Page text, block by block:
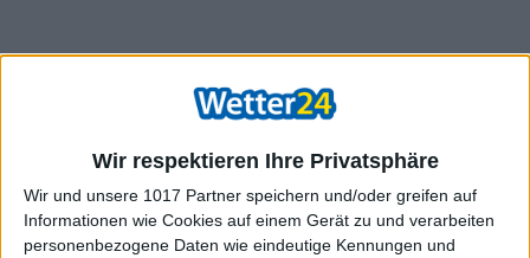
Wir respektieren Ihre Privatsphäre
Wir und unsere 1017 Partner speichern und/oder greifen auf
Informationen wie Cookies auf einem Gerät zu und verarbeiten
personenbezogene Daten wie eindeutige Kennungen und